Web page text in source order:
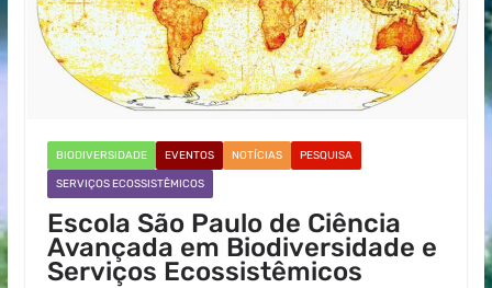
BIODIVERSIDADE EVENTOS NOTÍCIAS PESQUISA
SERVIÇOS ECOSSISTÊMICOS
Escola São Paulo de Ciência
Avançada em Biodiversidade e
Serviços Ecossistêmicos